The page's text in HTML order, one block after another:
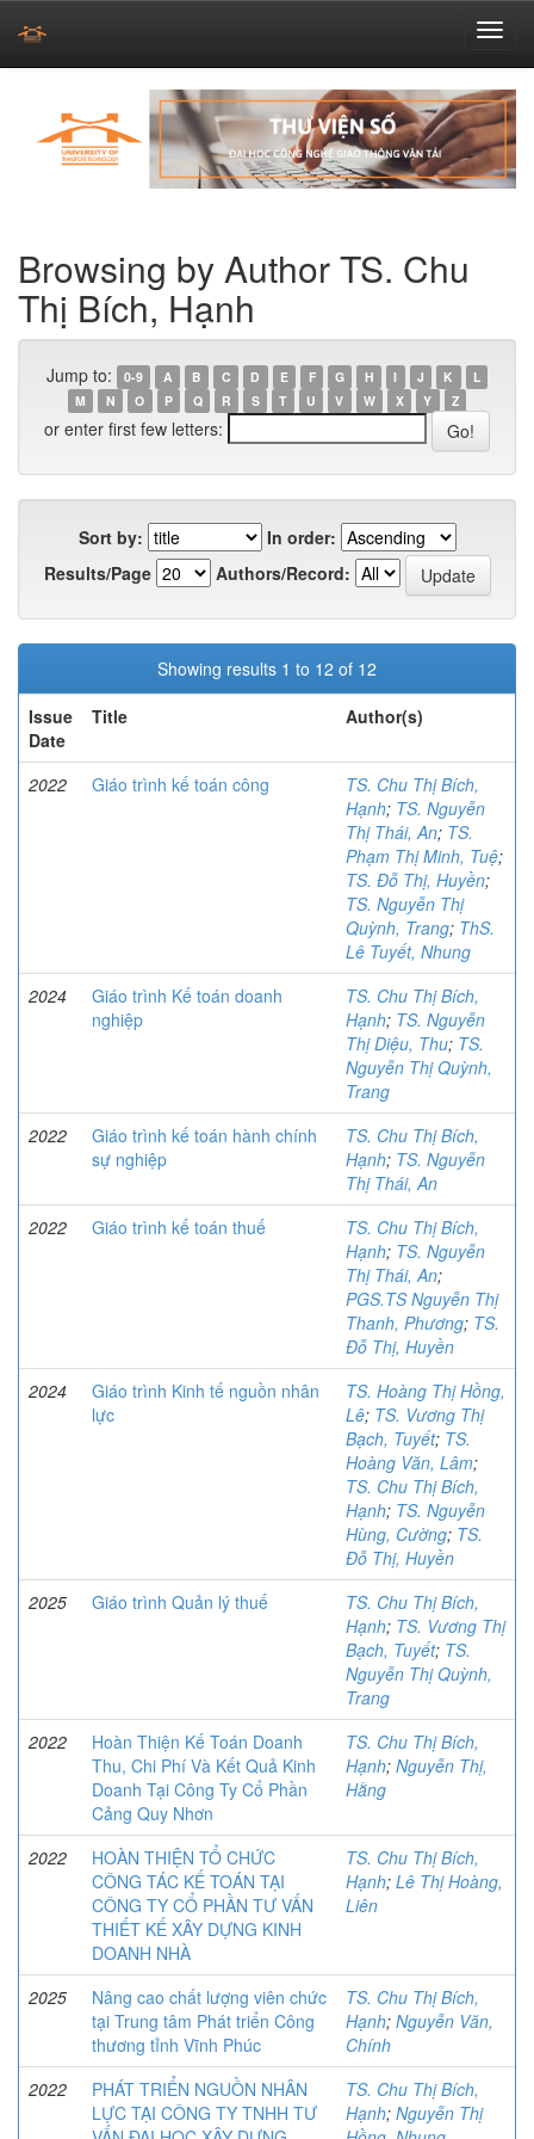
navigation
Browsing by Author TS. Chu
Thị Bích, Hạnh
Jump to: 0-9 A B C D E F G H I J K
L
M
N O P Q R S T U V W X Y Z
or enter first few letters:
Sort by:
In order:
Results/Page
Authors/Record:
Showing results 1 to 12 of 12
Issue
Date
Title Author(s)
2022 Giáo trình kế toán công
TS. Chu Thị Bích,
Hạnh; TS. Nguyễn
Thị Thái, An; TS.
Phạm Thị Minh, Tuệ;
TS. Đỗ Thị, Huyền;
TS. Nguyễn Thị
Quỳnh, Trang; ThS.
Lê Tuyết, Nhung
2024
Giáo trình Kế toán doanh
nghiệp
TS. Chu Thị Bích,
Hạnh; TS. Nguyễn
Thị Diệu, Thu; TS.
Nguyễn Thị Quỳnh,
Trang
2022
Giáo trình kế toán hành chính
sự nghiệp
TS. Chu Thị Bích,
Hạnh; TS. Nguyễn
Thị Thái, An
2022
Giáo trình kế toán thuế
TS. Chu Thị Bích,
Hạnh; TS. Nguyễn
Thị Thái, An;
PGS.TS Nguyễn Thị
Thanh, Phương; TS.
Đỗ Thị, Huyền
2024
Giáo trình Kinh tế nguồn nhân
lực
TS. Hoàng Thị Hồng,
Lê; TS. Vương Thị
Bạch, Tuyết; TS.
Hoàng Văn, Lâm;
TS. Chu Thị Bích,
Hạnh; TS. Nguyễn
Hùng, Cường; TS.
Đỗ Thị, Huyền
2025
Giáo trình Quản lý thuế
TS. Chu Thị Bích,
Hạnh; TS. Vương Thị
Bạch, Tuyết; TS.
Nguyễn Thị Quỳnh,
Trang
2022
Hoàn Thiện Kế Toán Doanh
Thu, Chi Phí Và Kết Quả Kinh
Doanh Tại Công Ty Cổ Phần
Cảng Quy Nhơn
TS. Chu Thị Bích,
Hạnh; Nguyễn Thị,
Hằng
2022
HOÀN THIỆN TỔ CHỨC
CÔNG TÁC KẾ TOÁN TẠI
CÔNG TY CỔ PHẦN TƯ VẤN
THIẾT KẾ XÂY DỰNG KINH
DOANH NHÀ
TS. Chu Thị Bích,
Hạnh; Lê Thị Hoàng,
Liên
2025
Nâng cao chất lượng viên chức
tại Trung tâm Phát triển Công
thương tỉnh Vĩnh Phúc
TS. Chu Thị Bích,
Hạnh; Nguyễn Văn,
Chính
2022
PHÁT TRIỂN NGUỒN NHÂN
LỰC TẠI CÔNG TY TNHH TƯ
TS. Chu Thị Bích,
Hạnh; Nguyễn Thị